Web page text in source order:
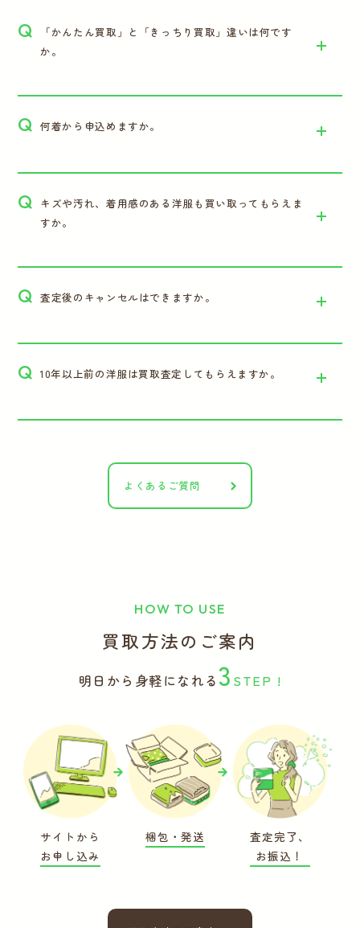
Q
「かんたん買取」と「きっちり買取」違いは何です
か。
Q 何着から申込めますか。
Q キズや汚れ、着用感のある洋服も買い取ってもらえま
すか。
Q 査定後のキャンセルはできますか。
Q 10年以上前の洋服は買取査定してもらえますか。
よくあるご質問
HOW TO USE
買取方法のご案内
明日から身軽になれる 3 STEP !
サイトから
お申し込み
梱包・発送
査定完了、
お振込！